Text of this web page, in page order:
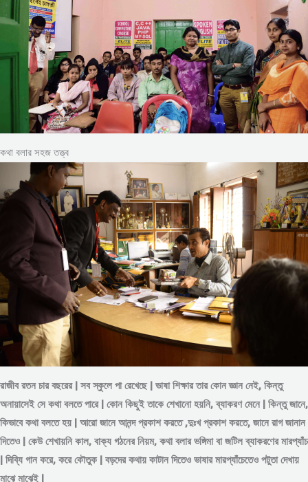
কথা বলার সহজ তত্ত্ব
রাজীব রতন চার বছরের | সব স্কুলে পা রেখেছে | ভাষা শিক্ষার তার কোন জ্ঞান নেই, কিন্তু
অনায়াসেই সে কথা বলতে পারে | কোন কিছুই তাকে শেখানো হয়নি, ব্যাকরণ মেনে | কিন্তু জানে,
কিভাবে কথা বলতে হয় | আরো জানে আনন্দ প্রকাশ করতে ,দুঃখ প্রকাশ করতে, জানে রাগ জানান
দিতেও | কেউ শেখায়নি কাল, বাক্য গঠনের নিয়ম, কথা বলার ভঙ্গিমা বা জটিল ব্যাকরণের মারপ্যাঁচ
| দিব্যি গান করে, করে কৌতুক | বড়দের কথায় কাটান দিতেও ভাষার মারপ্যাঁচেতেও পটুতা দেখায়
মাঝে মাঝেই |